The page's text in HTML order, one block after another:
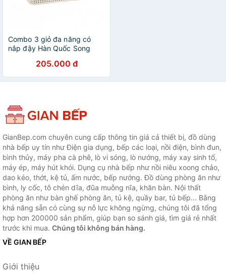
Combo 3 giỏ đa năng có
nắp đậy Hàn Quốc Song
17)- Nhiều màu sắc
205.000 đ
GianBep.com chuyên cung cấp thông tin giá cả thiết bị, đồ dùng
nhà bếp uy tín như Điện gia dụng, bếp các loại, nồi điện, bình đun,
bình thủy, máy pha cà phê, lò vi sóng, lò nướng, máy xay sinh tố,
máy ép, máy hút khói. Dụng cụ nhà bếp như nồi niêu xoong chảo,
dao kéo, thớt, kệ tủ, ấm nước, bếp nướng. Đồ dùng phòng ăn như
bình, ly cốc, tô chén dĩa, đũa muỗng nĩa, khăn bàn. Nội thất
phòng ăn như bàn ghế phòng ăn, tủ kệ, quầy bar, tủ bếp... Bằng
khả năng sẵn có cùng sự nỗ lực không ngừng, chúng tôi đã tổng
hợp hơn 200000 sản phẩm, giúp bạn so sánh giá, tìm giá rẻ nhất
trước khi mua. Chúng tôi không bán hàng.
VỀ GIAN BẾP
Giới thiệu